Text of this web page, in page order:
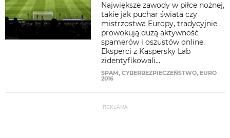
Największe zawody w piłce nożnej,
takie jak puchar świata czy
mistrzostwa Europy, tradycyjnie
prowokują dużą aktywność
spamerów i oszustów online.
Eksperci z Kaspersky Lab
zidentyfikowali...
SPAM, CYBERBEZPIECZEŃSTWO, EURO
2016
REKLAMA